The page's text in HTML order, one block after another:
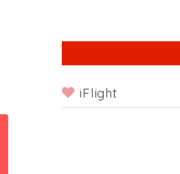
iFlight